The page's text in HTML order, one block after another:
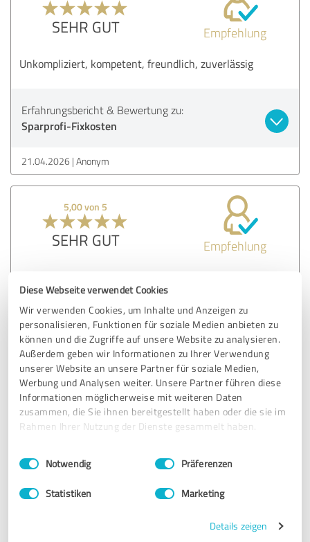
Diese Webseite verwendet Cookies
Wir verwenden Cookies, um Inhalte und Anzeigen zu
personalisieren, Funktionen für soziale Medien anbieten zu
können und die Zugriffe auf unsere Website zu analysieren.
Außerdem geben wir Informationen zu Ihrer Verwendung
unserer Website an unsere Partner für soziale Medien,
Werbung und Analysen weiter. Unsere Partner führen diese
Informationen möglicherweise mit weiteren Daten
zusammen, die Sie ihnen bereitgestellt haben oder die sie im
Rahmen Ihrer Nutzung der Dienste gesammelt haben.
Impressum Datenschutzbestimmungen
Einwilligungsauswahl
Notwendig Präferenzen
Statistiken Marketing
Details zeigen
SEHR GUT Empfehlung
Unkompliziert, kompetent, freundlich, zuverlässig
Erfahrungsbericht & Bewertung zu:
Sparprofi-Fixkosten
21.04.2026 Anonym
5,00 von 5
SEHR GUT Empfehlung
Deshalb würden wir diese Firma jederzeit
weiterempfehlen!
Erfahrungsbericht & Bewertung zu:
Sparprofi-Fixkosten
21.04.2026 Anonym
Empfehlung
Ich bin schon lange Jahre Kooperationspartner von